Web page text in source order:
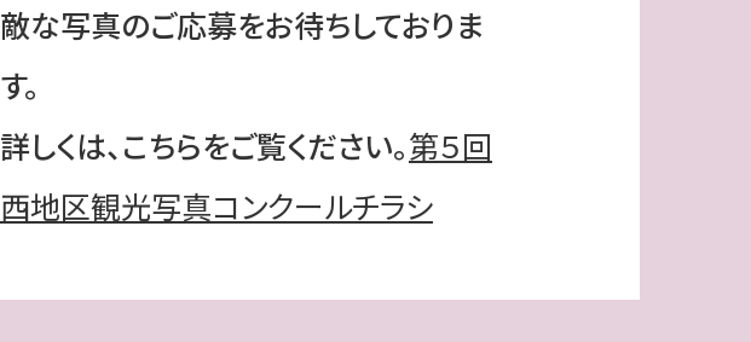
敵な写真のご応募をお待ちしておりま
す。
詳しくは、こちらをご覧ください。第５回
西地区観光写真コンクールチラシ